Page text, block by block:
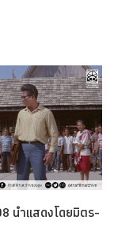
นำแสดงโดยมิตร-